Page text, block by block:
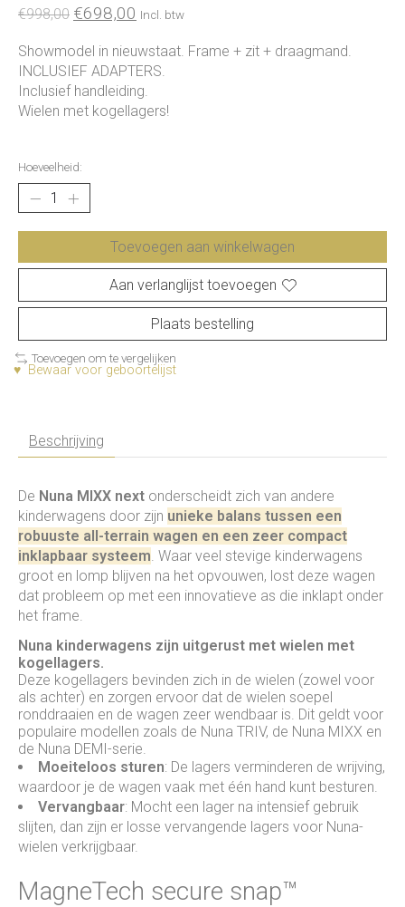
€998,00 €698,00 Incl. btw
Showmodel in nieuwstaat. Frame + zit + draagmand.
INCLUSIEF ADAPTERS.
Inclusief handleiding.
Wielen met kogellagers!
Hoeveelheid:
Toevoegen aan winkelwagen
Aan verlanglijst toevoegen
Plaats bestelling
Toevoegen om te vergelijken
♥ Bewaar voor geboortelijst
Beschrijving
De Nuna MIXX next onderscheidt zich van andere
kinderwagens door zijn unieke balans tussen een
robuuste all-terrain wagen en een zeer compact
inklapbaar systeem. Waar veel stevige kinderwagens
groot en lomp blijven na het opvouwen, lost deze wagen
dat probleem op met een innovatieve as die inklapt onder
het frame.
Nuna kinderwagens zijn uitgerust met wielen met
kogellagers.
Deze kogellagers bevinden zich in de wielen (zowel voor
als achter) en zorgen ervoor dat de wielen soepel
ronddraaien en de wagen zeer wendbaar is. Dit geldt voor
populaire modellen zoals de Nuna TRIV, de Nuna MIXX en
de Nuna DEMI-serie.
Moeiteloos sturen: De lagers verminderen de wrijving,
waardoor je de wagen vaak met één hand kunt besturen.
Vervangbaar: Mocht een lager na intensief gebruik
slijten, dan zijn er losse vervangende lagers voor Nuna-
wielen verkrijgbaar.
MagneTech secure snap™